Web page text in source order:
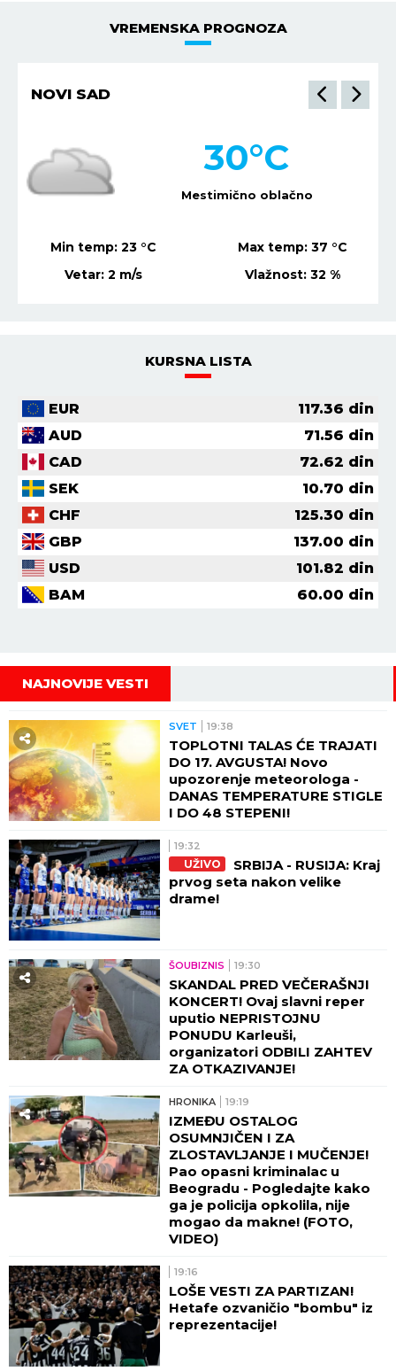
VREMENSKA PROGNOZA
NIŠ
Mestimično oblačno
29°C
Min temp:22 °C Max temp: 36 °C
Vetar:3 m/s Vlažnost: 46 %
KURSNA LISTA
EUR 117.36 din
AUD
71.56 din
CAD
72.62 din
SEK
10.70 din
CHF
125.30 din
GBP
137.00 din
USD
101.82 din
BAM
60.00 din
NAJNOVIJE VESTI
SVET 19:38
TOPLOTNI TALAS ĆE TRAJATI
DO 17. AVGUSTA! Novo
upozorenje meteorologa -
DANAS TEMPERATURE STIGLE
I DO 48 STEPENI!
19:32
UŽIVO
SRBIJA - RUSIJA: Kraj
prvog seta nakon velike
drame!
ŠOUBIZNIS 19:30
SKANDAL PRED VEČERAŠNJI
KONCERT! Ovaj slavni reper
uputio NEPRISTOJNU
PONUDU Karleuši,
organizatori ODBILI ZAHTEV
ZA OTKAZIVANJE!
HRONIKA 19:19
IZMEĐU OSTALOG
OSUMNJIČEN I ZA
ZLOSTAVLJANJE I MUČENJE!
Pao opasni kriminalac u
Beogradu - Pogledajte kako
ga je policija opkolila, nije
mogao da makne! (FOTO,
VIDEO)
19:16
LOŠE VESTI ZA PARTIZAN!
Hetafe ozvaničio "bombu" iz
reprezentacije!